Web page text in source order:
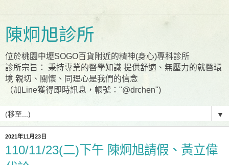
陳炯旭診所
位於桃園中壢SOGO百貨附近的精神(身心)專科診所
診所宗旨： 秉持專業的醫學知識 提供舒適、無壓力的就醫環
境 親切、關懷、同理心是我們的信念
（加Line獲得即時訊息，帳號："@drchen")
▼
2021年11月23日
110/11/23(二)下午 陳炯旭請假、黃立偉